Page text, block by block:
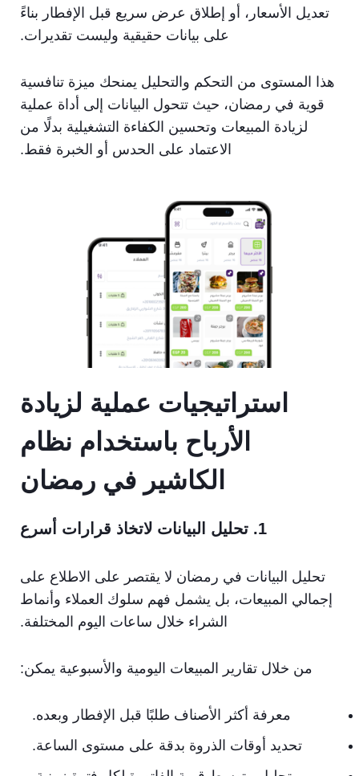
تعديل الأسعار، أو إطلاق عرض سريع قبل الإفطار بناءً
على بيانات حقيقية وليست تقديرات.
هذا المستوى من التحكم والتحليل يمنحك ميزة تنافسية
قوية في رمضان، حيث تتحول البيانات إلى أداة عملية
لزيادة المبيعات وتحسين الكفاءة التشغيلية بدلًا من
الاعتماد على الحدس أو الخبرة فقط.
استراتيجيات عملية لزيادة
الأرباح باستخدام نظام
الكاشير في رمضان
1. تحليل البيانات لاتخاذ قرارات أسرع
تحليل البيانات في رمضان لا يقتصر على الاطلاع على
إجمالي المبيعات، بل يشمل فهم سلوك العملاء وأنماط
الشراء خلال ساعات اليوم المختلفة.
من خلال تقارير المبيعات اليومية والأسبوعية يمكن:
معرفة أكثر الأصناف طلبًا قبل الإفطار وبعده.
تحديد أوقات الذروة بدقة على مستوى الساعة.